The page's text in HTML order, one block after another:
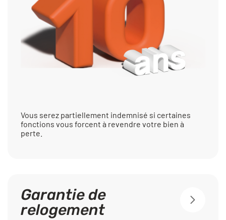
Vous serez partiellement indemnisé si certaines
fonctions vous forcent à revendre votre bien à
perte.
Garantie de
relogement